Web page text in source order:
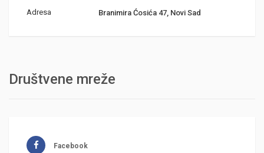
Adresa Branimira Ćosića 47, Novi Sad
Društvene mreže
Facebook